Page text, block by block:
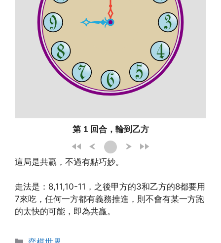
第 1 回合，輪到乙方
這局是共贏，不過有點巧妙。
走法是：8,11,10-11，之後甲方的3和乙方的8都要用
7來吃，任何一方都有義務推進，則不會有某一方跑
的太快的可能，即為共贏。
Categories